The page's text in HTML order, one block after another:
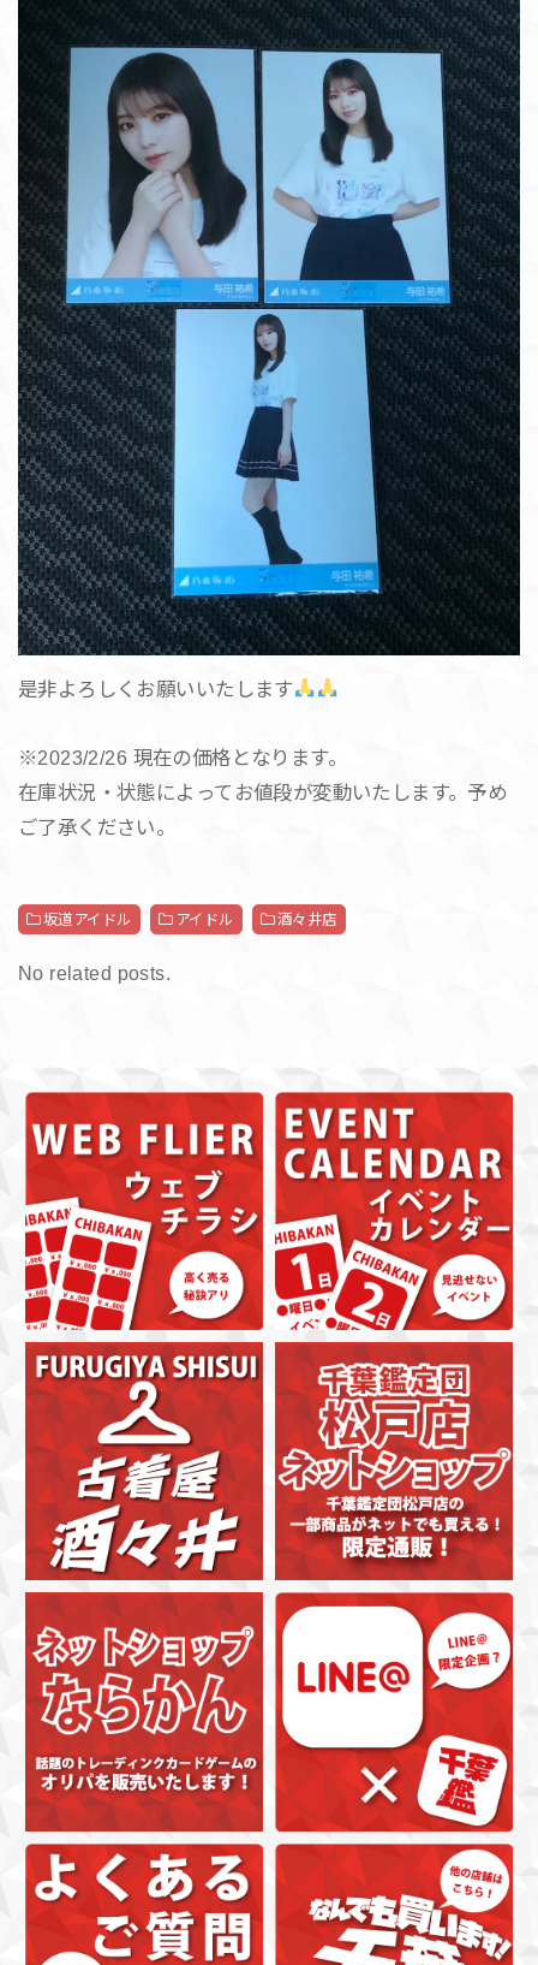
是非よろしくお願いいたします
※2023/2/26 現在の価格となります。
在庫状況・状態によってお値段が変動いたします。予め
ご了承ください。
坂道アイドル アイドル 酒々井店
No related posts.